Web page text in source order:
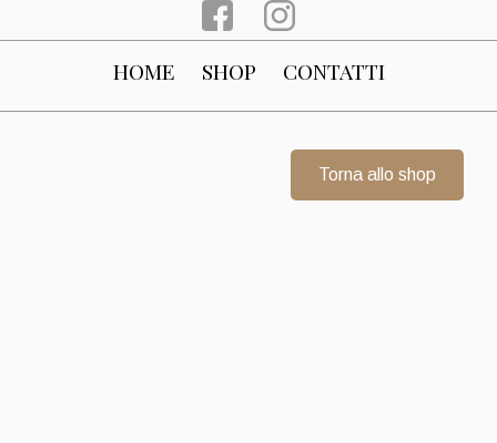
HOME SHOP CONTATTI
Torna allo shop